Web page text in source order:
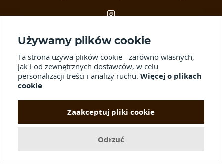
© 2012-2026 Wszelkie prawa zastrzeżone.
Używamy plików cookie
Ta strona używa plików cookie - zarówno własnych,
jak i od zewnętrznych dostawców, w celu
personalizacji treści i analizy ruchu. Więcej o plikach
cookie
Zaakceptuj pliki cookie
Odrzuć